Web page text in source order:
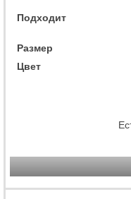
Подходит
Размер
Цвет